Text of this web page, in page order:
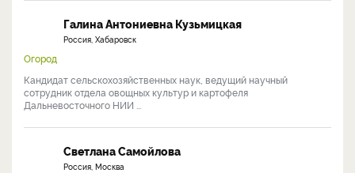
Галина Антониевна Кузьмицкая
Россия, Хабаровск
Огород
Кандидат сельскохозяйственных наук, ведущий научный
сотрудник отдела овощных культур и картофеля
Дальневосточного НИИ ...
Светлана Самойлова
Россия, Москва